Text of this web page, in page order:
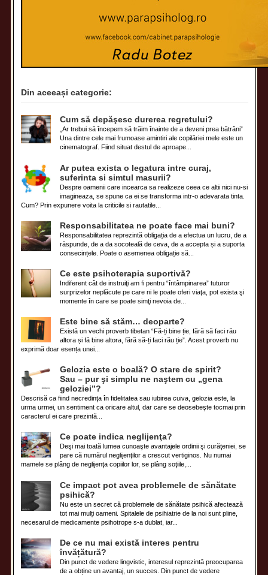
Din aceeași categorie:
Cum să depăşesc durerea regretului?
„Ar trebui să începem să trăim înainte de a deveni prea bătrâni”
Una dintre cele mai frumoase amintiri ale copilăriei mele este un
cinematograf. Fiind situat destul de aproape...
Ar putea exista o legatura intre curaj,
suferinta si simtul masurii?
Despre oamenii care incearca sa realizeze ceea ce altii nici nu-si
imagineaza, se spune ca ei se transforma intr-o adevarata tinta.
Cum? Prin expunere voita la criticile si rautatile...
Responsabilitatea ne poate face mai buni?
Responsabilitatea reprezintă obligația de a efectua un lucru, de a
răspunde, de a da socoteală de ceva, de a accepta și a suporta
consecințele. Poate o asemenea obligație să...
Ce este psihoterapia suportivă?
Indiferent cât de instruiţi am fi pentru “întâmpinarea” tuturor
surprizelor neplăcute pe care ni le poate oferi viaţa, pot exista şi
momente în care se poate simţi nevoia de...
Este bine să stăm… deoparte?
Există un vechi proverb tibetan “Fă-ți bine ție, fără să faci rău
altora și fă bine altora, fără să-ți faci rău ție”. Acest proverb nu
exprimă doar esența unei...
Gelozia este o boală? O stare de spirit?
Sau – pur şi simplu ne naştem cu „gena
geloziei”?
Descrisă ca fiind necredinţa în fidelitatea sau iubirea cuiva, gelozia este, la
urma urmei, un sentiment ca oricare altul, dar care se deosebeşte tocmai prin
caracterul ei care prezintă...
Ce poate indica neglijenţa?
Deşi mai toată lumea cunoaşte avantajele ordinii şi curăţeniei, se
pare că numărul neglijenţilor a crescut vertiginos. Nu numai
mamele se plâng de neglijenţa copiilor lor, se plâng soţiile,...
Ce impact pot avea problemele de sănătate
psihică?
Nu este un secret că problemele de sănătate psihică afectează
tot mai mulți oameni. Spitalele de psihiatrie de la noi sunt pline,
necesarul de medicamente psihotrope s-a dublat, iar...
De ce nu mai există interes pentru
învățătură?
Din punct de vedere lingvistic, interesul reprezintă preocuparea
de a obține un avantaj, un succes. Din punct de vedere